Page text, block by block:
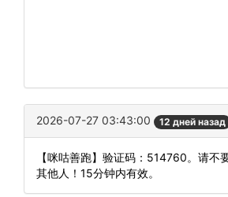
2026-07-27 03:43:00 12 дней назад
【咪咕善跑】验证码：514760。请不
其他人！15分钟内有效。